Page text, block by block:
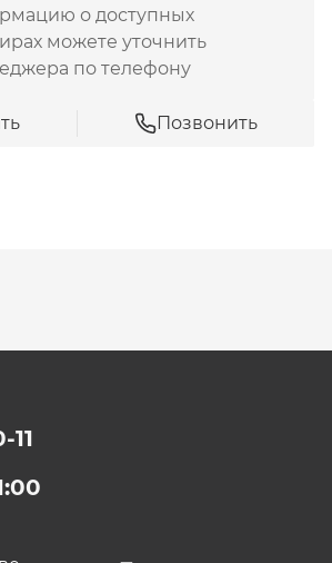
о доступных
можете уточнить
по телефону
Позвонить
11